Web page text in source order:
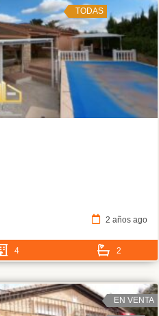
TODAS
2 años ago
4 2
EN VENTA